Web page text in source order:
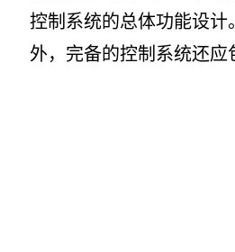
控制系统的总体功能设
外，完备的控制系统还应